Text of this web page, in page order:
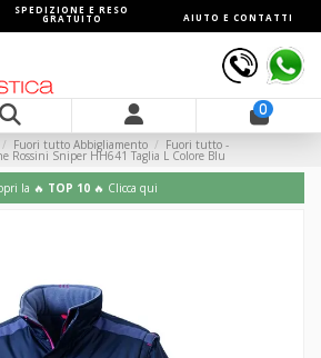
SPEDIZIONE E RESO
GRATUITO AIUTO E CONTATTI
0
Fuori tutto Abbigliamento Fuori tutto -
Rossini Sniper HH641 Taglia L Colore Blu
la 🔥 TOP 10 🔥 Clicca qui